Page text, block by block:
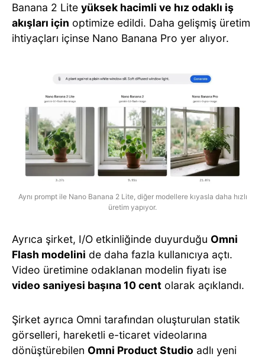
Banana 2 Lite yüksek hacimli ve hız odaklı iş
akışları için optimize edildi. Daha gelişmiş üretim
ihtiyaçları içinse Nano Banana Pro yer alıyor.
Aynı prompt ile Nano Banana 2 Lite, diğer modellere kıyasla daha hızlı
üretim yapıyor.
Ayrıca şirket, I/O etkinliğinde duyurduğu Omni
Flash modelini de daha fazla kullanıcıya açtı.
Video üretimine odaklanan modelin fiyatı ise
video saniyesi başına 10 cent olarak açıklandı.
Şirket ayrıca Omni tarafından oluşturulan statik
görselleri, hareketli e-ticaret videolarına
dönüştürebilen Omni Product Studio adlı yeni